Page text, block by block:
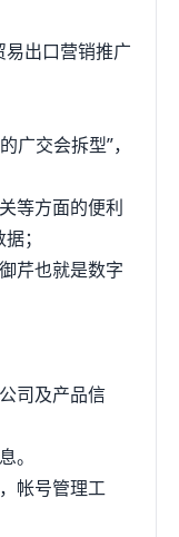
出口营销推广
广交会拆型”，
等方面的便利
；
芹也就是数字
司及产品信
。
帐号管理工